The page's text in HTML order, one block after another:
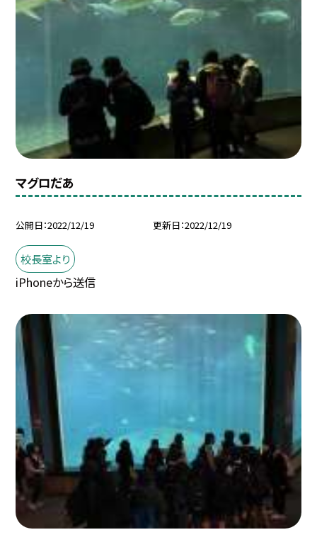
マグロだあ
公開日 2022/12/19 更新日 2022/12/19
校長室より
iPhoneから送信